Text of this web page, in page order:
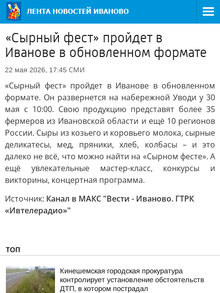
«Сырный фест» пройдет в
Иванове в обновленном формате
22 мая 2026, 17:45 СМИ
«Сырный фест» пройдет в Иванове в обновленном
формате. Он развернется на набережной Уводи у 30
мая с 10:00. Свою продукцию представят более 35
фермеров из Ивановской области и ещё 10 регионов
России. Сыры из козьего и коровьего молока, сырные
деликатесы, мед, пряники, хлеб, колбасы – и это
далеко не всё, что можно найти на «Сырном фесте». А
ещё увлекательные мастер-класс, конкурсы и
викторины, концертная программа.
Источник: Канал в МАКС "Вести - Иваново. ГТРК
«Ивтелерадио»"
ТОП
Кинешемская городская прокуратура
контролирует установление обстоятельств
ДТП, в котором пострадал